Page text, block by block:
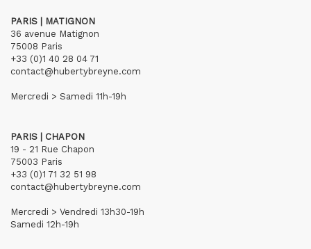
PARIS | MATIGNON
36 avenue Matignon
75008 Paris
+33 (0)1 40 28 04 71
contact@hubertybreyne.com
Mercredi > Samedi 11h-19h
PARIS | CHAPON
19 - 21 Rue Chapon
75003 Paris
+33 (0)1 71 32 51 98
contact@hubertybreyne.com
Mercredi > Vendredi 13h30-19h
Samedi 12h-19h